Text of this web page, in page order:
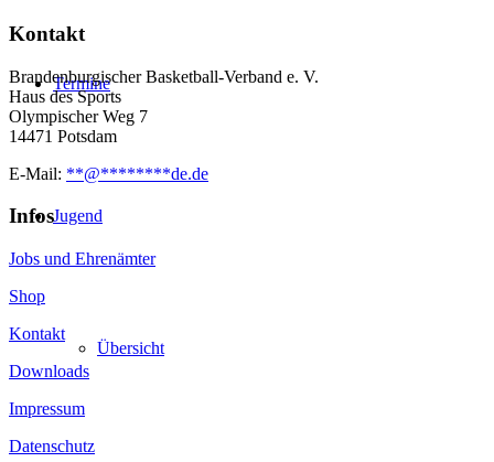
Termine
Jugend
Übersicht
Kontakt
Brandenburgischer Basketball-Verband e. V.
Haus des Sports
Olympischer Weg 7
14471 Potsdam
E-Mail: **@********de.de
Infos
Jobs und Ehrenämter
Shop
Kontakt
Downloads
Impressum
Datenschutz